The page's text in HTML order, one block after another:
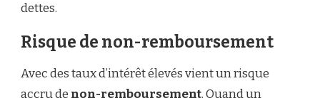
dettes.
Risque de non-remboursement
Avec des taux d’intérêt élevés vient un risque
accru de non-remboursement. Quand un